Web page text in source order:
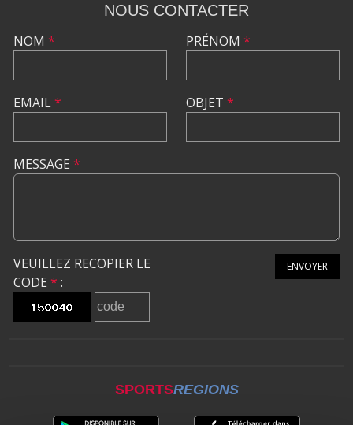
NOUS CONTACTER
NOM *
EMAIL*
PRÉNOM *
OBJET *
MESSAGE *
VEUILLEZ RECOPIER LE
CODE * :
ENVOYER
SPORTSREGIONS